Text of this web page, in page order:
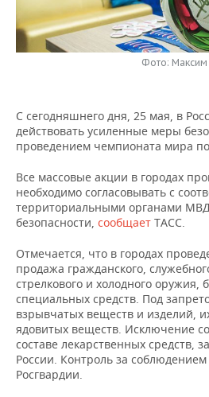
НЕФТЕХИМИЯ
НЕФТЬ
ЭНЕРГЕТИКА
РОЗНИЧНАЯ ТОРГОВЛЯ
НОВОСТИ ТЕХНОЛОГИЙ
ТЕЛЕКОММУНИКАЦИИ
МЕРОПРИЯТИЯ
НОВОСТИ МЕРОПРИЯТИЙ
БИЗНЕС-БРАНЧИ
ONLINE-КОНФЕРЕНЦИИ
ОТКРЫТАЯ ЛЕКЦИЯ
ФУТБОЛ
ХОККЕЙ
БАСКЕТБОЛ
ВОЛЕЙБОЛ
КИБЕРСПОРТ
ФИГУРНОЕ КАТАНИЕ
ВОДНЫЕ ВИДЫ СПОРТА
НОВОСТИ ОБЩЕСТВА
ВЛАСТЬ
ИНФРАСТРУКТУРА
ИСТОРИЯ
КУЛЬТУРА
МЕДИЦИНА
ОБРАЗОВАНИЕ
ФОТОГАЛЕРЕЯ
СЮЖЕТЫ
СПРАВОЧНИК
СПИСОК ПЕРСОН
СПИСОК КОМПАНИЙ
ПОЛНАЯ ВЕРСИЯ
Фото:
С сегодняшнего дня, 25 мая, в
действовать усиленные меры
проведением чемпионата мира
Все массовые акции в городах
необходимо согласовывать с
территориальными органами
безопасности, сообщает ТАСС.
Отмечается, что в городах
продажа гражданского,
стрелкового и холодного оружия,
специальных средств. Под
взрывчатых веществ и изделий,
ядовитых веществ. Исключение
составе лекарственных средств,
России. Контроль за
Росгвардии.